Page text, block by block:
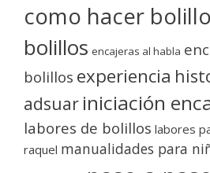
como hacer
bolillos encajeras al habla
bolillos experiencia
adsuar iniciación
labores de bolillos labores
raquel manualidades para